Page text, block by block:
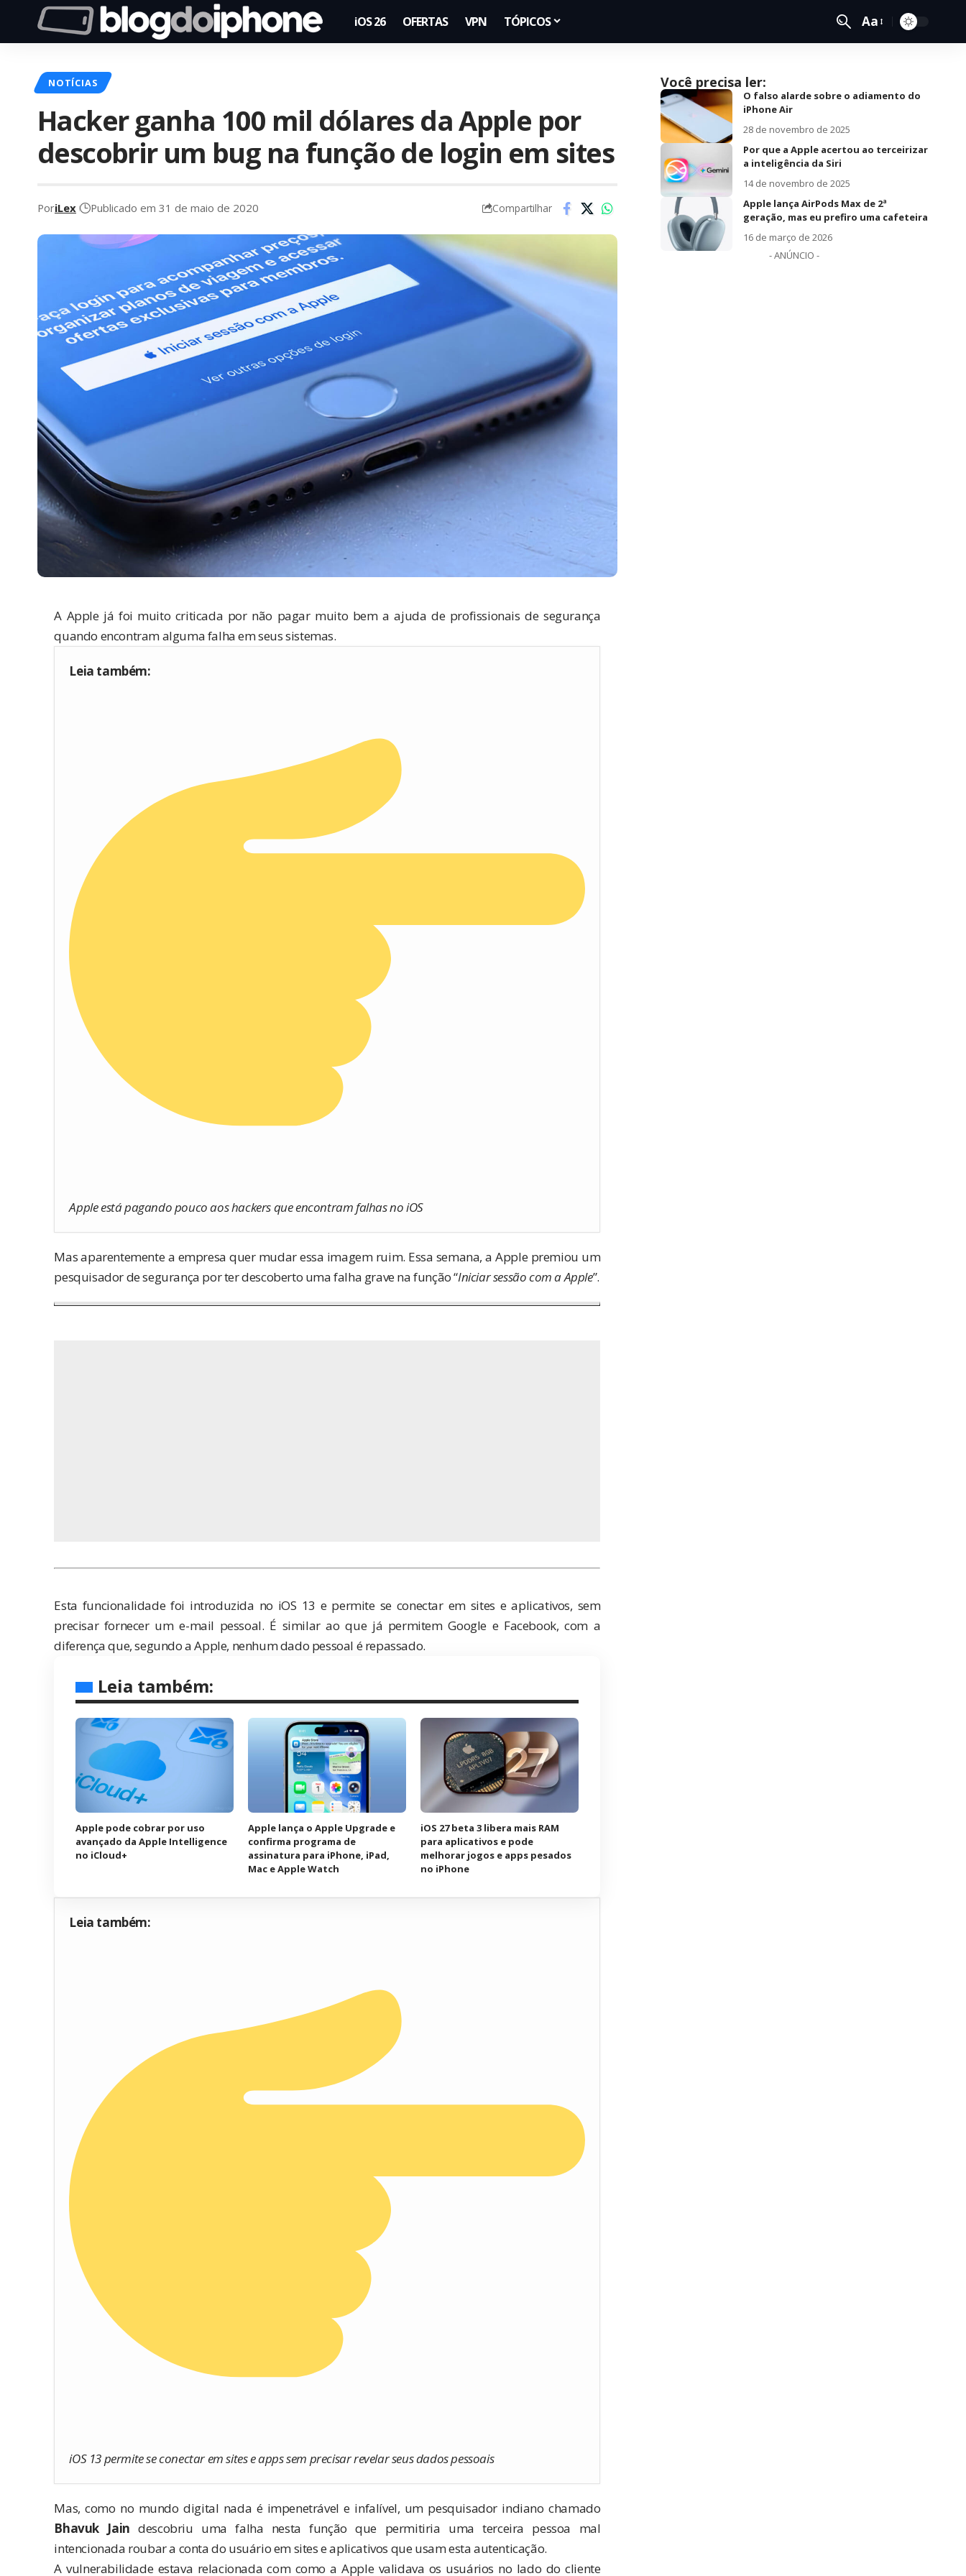
iOS 26 OFERTAS VPN TÓPICOS Aa
NOTÍCIAS
Hacker ganha 100 mil dólares da Apple por
descobrir um bug na função de login em sites
PoriLex Publicado em 31 de maio de 2020 Compartilhar
A Apple já foi muito criticada por não pagar muito bem a ajuda de profissionais de segurança
quando encontram alguma falha em seus sistemas.
Leia também:
Apple está pagando pouco aos hackers que encontram falhas no iOS
Mas aparentemente a empresa quer mudar essa imagem ruim. Essa semana, a Apple premiou um
pesquisador de segurança por ter descoberto uma falha grave na função “Iniciar sessão com a Apple”.
Esta funcionalidade foi introduzida no iOS 13 e permite se conectar em sites e aplicativos, sem
precisar fornecer um e-mail pessoal. É similar ao que já permitem Google e Facebook, com a
diferença que, segundo a Apple, nenhum dado pessoal é repassado.
Leia também:
Apple pode cobrar por uso
avançado da Apple Intelligence
no iCloud+
Apple lança o Apple Upgrade e
confirma programa de
assinatura para iPhone, iPad,
Mac e Apple Watch
iOS 27 beta 3 libera mais RAM
para aplicativos e pode
melhorar jogos e apps pesados
no iPhone
Leia também:
iOS 13 permite se conectar em sites e apps sem precisar revelar seus dados pessoais
Mas, como no mundo digital nada é impenetrável e infalível, um pesquisador indiano chamado
Bhavuk Jain descobriu uma falha nesta função que permitiria uma terceira pessoa mal
intencionada roubar a conta do usuário em sites e aplicativos que usam esta autenticação.
A vulnerabilidade estava relacionada com como a Apple validava os usuários no lado do cliente
Você precisa ler:
O falso alarde sobre o adiamento do
iPhone Air
28 de novembro de 2025
Por que a Apple acertou ao terceirizar
a inteligência da Siri
14 de novembro de 2025
Apple lança AirPods Max de 2ª
geração, mas eu prefiro uma cafeteira
16 de março de 2026
- ANÚNCIO -